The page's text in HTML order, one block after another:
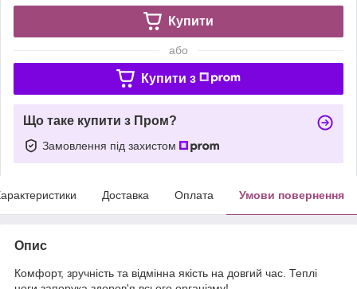
Купити
або
Купити з
Що таке купити з Пром?
Замовлення під захистом
Доставка Оплата Умови повернення
Опис
Комфорт, зручність та відмінна якість на довгий час. Теплі